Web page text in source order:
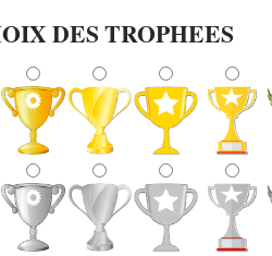
DES TROPHEES